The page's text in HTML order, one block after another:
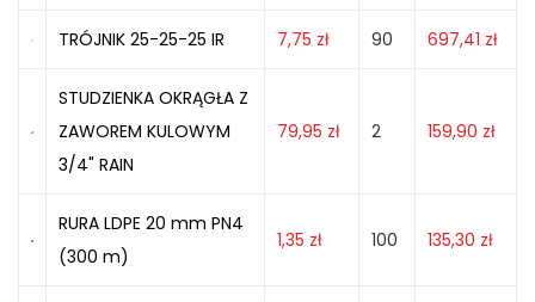
TRÓJNIK 25-25-25 IR 7,75 zł 90 697,41 zł
STUDZIENKA OKRĄGŁA Z
ZAWOREM KULOWYM
3/4" RAIN
79,95 zł 2 159,90 zł
RURA LDPE 20 mm PN4
(300 m)
1,35 zł 100 135,30 zł